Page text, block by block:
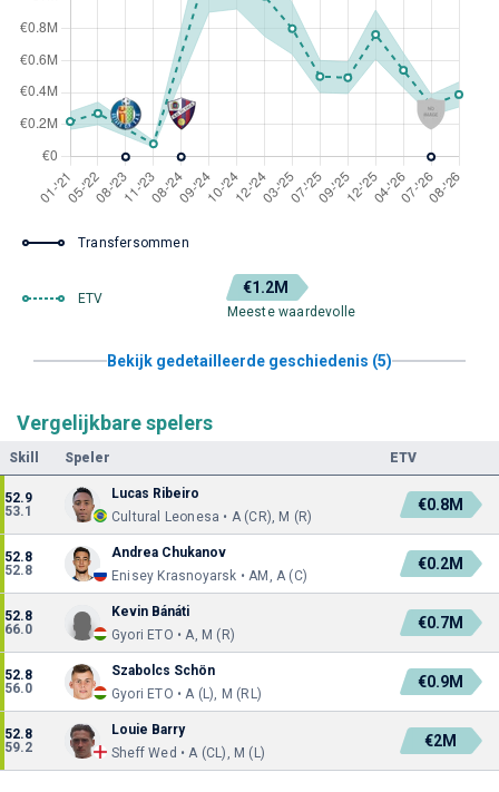
Transfersommen
ETV
€1.2M
Meeste waardevolle
Bekijk gedetailleerde geschiedenis (5)
Vergelijkbare spelers
Skill Speler ETV
52.9
53.1
Lucas Ribeiro
Cultural Leonesa • A (CR), M (R)
€0.8M
52.8
52.8
Andrea Chukanov
Enisey Krasnoyarsk • AM, A (C)
€0.2M
52.8
66.0
Kevin Bánáti
Gyori ETO • A, M (R)
€0.7M
52.8
56.0
Szabolcs Schön
Gyori ETO • A (L), M (RL)
€0.9M
52.8
59.2
Louie Barry
Sheff Wed • A (CL), M (L)
€2M